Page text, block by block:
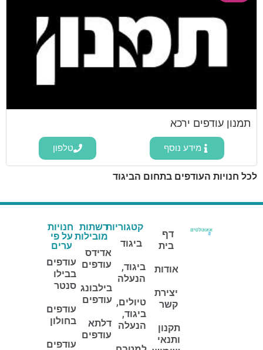
תמנון עודפים ירכא
מידע נוסף טלפון
לכל חנויות העודפים בתחום הביגוד
דף
בית
אודות
יצירת
קשר
תקנון
ותנאי
קטגוריות
ביגוד
ביגוד,
הנעלה
טיולים,
ביגוד,
הנעלה
רשתות
מובילות
אדידס
עודפים
בילבונג
עודפים
דלתא
עודפים
חנויות
על פי
ערים
עודפים
בבילו
סנטר
עודפים
בחולון
עודפים